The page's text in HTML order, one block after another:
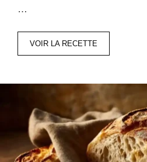
…
VOIR LA RECETTE